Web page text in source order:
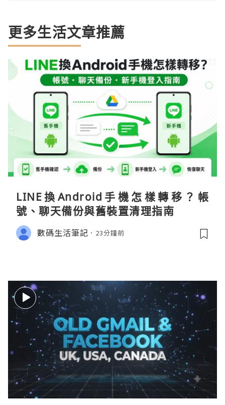
更多生活文章推薦
LINE換Android手機怎樣轉移？帳
號、聊天備份與舊裝置清理指南
數碼生活筆記 23分鐘前